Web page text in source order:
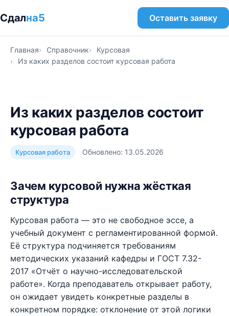
Сдална5 Оставить заявку
Главная Справочник
Курсовая
Из каких разделов состоит курсовая работа
Из каких разделов состоит
курсовая работа
Курсовая работа Обновлено: 13.05.2026
Зачем курсовой нужна жёсткая
структура
Курсовая работа — это не свободное эссе, а
учебный документ с регламентированной формой.
Её структура подчиняется требованиям
методических указаний кафедры и ГОСТ 7.32-
2017 «Отчёт о научно-исследовательской
работе». Когда преподаватель открывает работу,
он ожидает увидеть конкретные разделы в
конкретном порядке: отклонение от этой логики